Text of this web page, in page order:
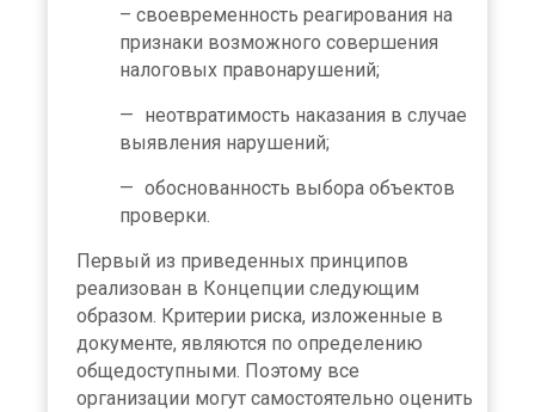
– своевременность реагирования на
признаки возможного совершения
налоговых правонарушений;
неотвратимость наказания в случае
выявления нарушений;
обоснованность выбора объектов
проверки.
Первый из приведенных принципов
реализован в Концепции следующим
образом. Критерии риска, изложенные в
документе, являются по определению
общедоступными. Поэтому все
организации могут самостоятельно оценить